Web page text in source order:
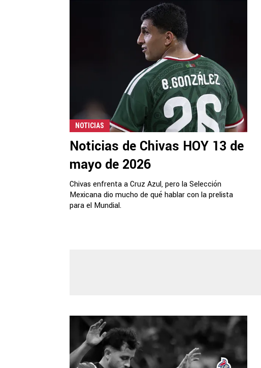
NOTICIAS
Noticias de Chivas HOY 13 de
mayo de 2026
Chivas enfrenta a Cruz Azul, pero la Selección
Mexicana dio mucho de qué hablar con la prelista
para el Mundial.